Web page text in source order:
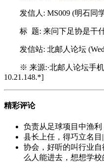
发信人: MS009 (明石同
标 题: 来问下足协是干
发信站: 北邮人论坛
※ 来源:·北邮人论坛手
10.21.148.*]
精彩评论
负责从足球项目中渔
县长上任，得巧立名目||
协会，好听的叫行业
么人能进去，想想学校